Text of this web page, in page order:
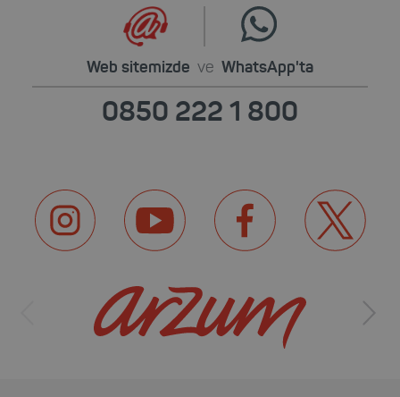
Web sitemizde ve WhatsApp'ta
0850 222 1 800